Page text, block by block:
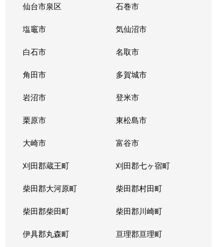
仙台市泉区 石巻市
塩竈市 気仙沼市
白石市 名取市
角田市 多賀城市
岩沼市 登米市
栗原市 東松島市
大崎市 富谷市
刈田郡蔵王町 刈田郡七ヶ宿町
柴田郡大河原町 柴田郡村田町
柴田郡柴田町 柴田郡川崎町
伊具郡丸森町 亘理郡亘理町